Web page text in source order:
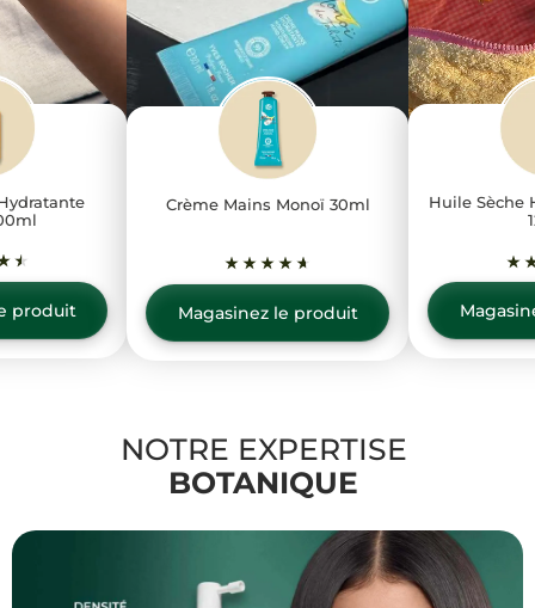
produit
Crème Mains Monoï 30ml
Magasinez le produit
Huile Sèche
NOTRE EXPERTISE
BOTANIQUE